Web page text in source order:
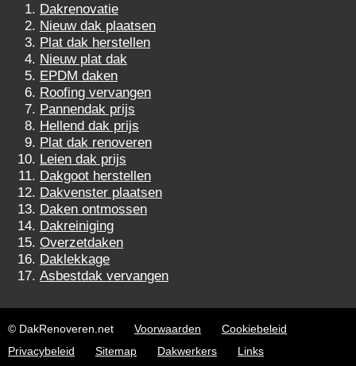
Dakrenovatie
Nieuw dak plaatsen
Plat dak herstellen
Nieuw plat dak
EPDM daken
Roofing vervangen
Pannendak prijs
Hellend dak prijs
Plat dak renoveren
Leien dak prijs
Dakgoot herstellen
Dakvenster plaatsen
Daken ontmossen
Dakreiniging
Overzetdaken
Daklekkage
Asbestdak vervangen
© DakRenoveren.net Voorwaarden
Cookiebeleid
Privacybeleid
Sitemap Dakwerkers
Links